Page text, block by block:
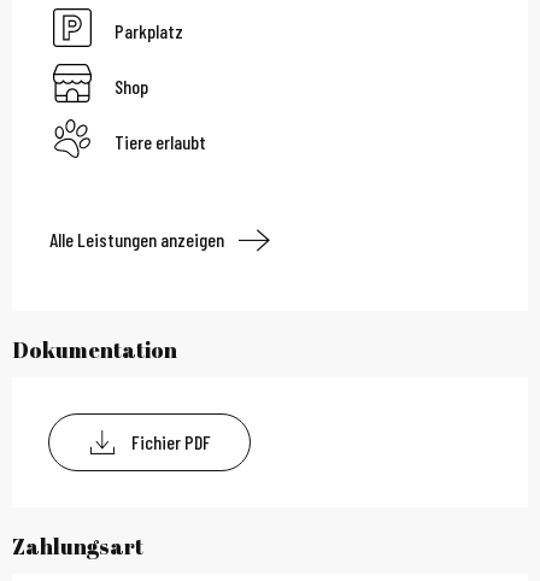
Parkplatz
Shop
Tiere erlaubt
Alle Leistungen anzeigen
Dokumentation
Fichier PDF
Zahlungsart